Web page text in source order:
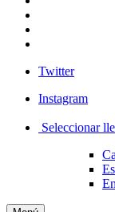
Twitter
Instagram
Seleccionar